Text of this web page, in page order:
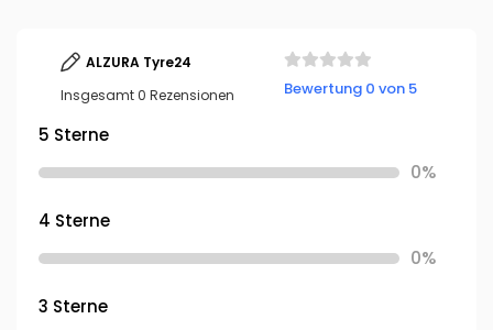
ALZURA Tyre24
Insgesamt 0 Rezensionen
Bewertung 0 von 5
5 Sterne
0%
4 Sterne
0%
3 Sterne